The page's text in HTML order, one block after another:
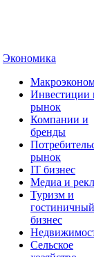
Экономика
Инвестиции
рынок
Компании и
бренды
рынок
IT бизнес
Медиа и
Туризм и
гостиничный
бизнес
Сельское